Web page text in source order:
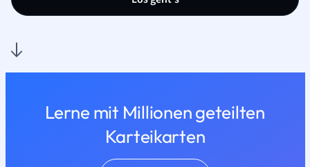
Lerne mit Millionen geteilten
Karteikarten